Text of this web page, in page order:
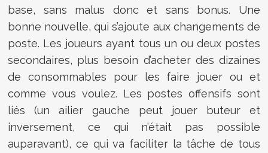
base, sans malus donc et sans bonus. Une
bonne nouvelle, qui s’ajoute aux changements de
poste. Les joueurs ayant tous un ou deux postes
secondaires, plus besoin d’acheter des dizaines
de consommables pour les faire jouer ou et
comme vous voulez. Les postes offensifs sont
liés (un ailier gauche peut jouer buteur et
inversement, ce qui n’était pas possible
auparavant), ce qui va faciliter la tâche de tous